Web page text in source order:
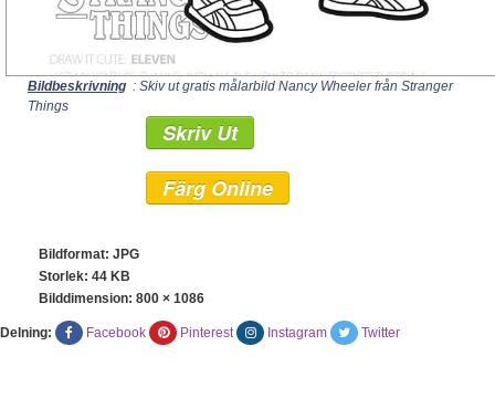
Bildbeskrivning : Skiv ut gratis målarbild Nancy Wheeler från Stranger
Things
Skriv Ut
Färg Online
Bildformat: JPG
Storlek: 44 KB
Bilddimension: 800 × 1086
Delning: Facebook Pinterest Instagram Twitter